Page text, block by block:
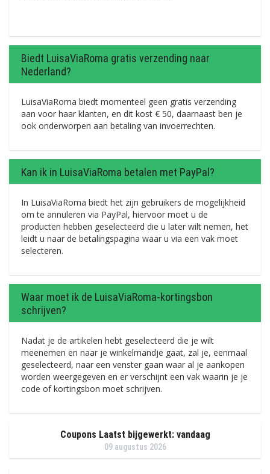
Biedt LuisaViaRoma gratis verzending naar
Nederland?
LuisaViaRoma biedt momenteel geen gratis verzending
aan voor haar klanten, en dit kost € 50, daarnaast ben je
ook onderworpen aan betaling van invoerrechten.
Kan ik in LuisaViaRoma betalen met PayPal?
In LuisaViaRoma biedt het zijn gebruikers de mogelijkheid
om te annuleren via PayPal, hiervoor moet u de
producten hebben geselecteerd die u later wilt nemen, het
leidt u naar de betalingspagina waar u via een vak moet
selecteren.
Waar moet ik de LuisaViaRoma-kortingsbon
schrijven?
Nadat je de artikelen hebt geselecteerd die je wilt
meenemen en naar je winkelmandje gaat, zal je, eenmaal
geselecteerd, naar een venster gaan waar al je aankopen
worden weergegeven en er verschijnt een vak waarin je je
code of kortingsbon moet schrijven.
Coupons Laatst bijgewerkt: vandaag
09 augustus 2026